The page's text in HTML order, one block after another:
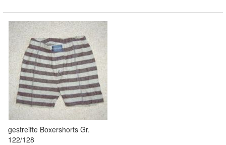
gestreifte Boxershorts Gr.
122/128